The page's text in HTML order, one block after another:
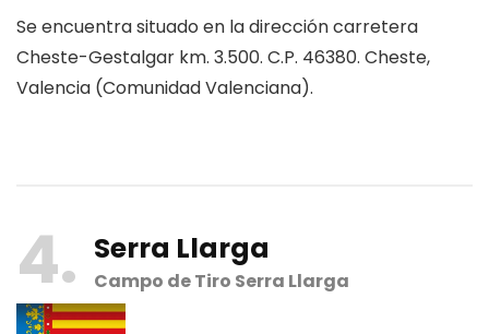
Se encuentra situado en la dirección carretera
Cheste-Gestalgar km. 3.500. C.P. 46380. Cheste,
Valencia (Comunidad Valenciana).
4 Serra Llarga
Campo de Tiro Serra Llarga